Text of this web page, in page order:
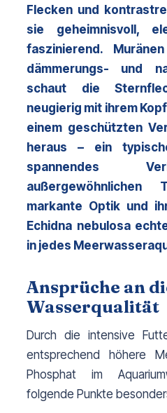
Flecken und
sie geheimnisvoll,
faszinierend.
dämmerungs- und
schaut die
neugierig mit ihrem
einem geschützten
heraus – ein
spannendes
Echidna nebulosa
in jedes
Ansprüche an
Wasserqualität
Durch die intensive
entsprechend höhere
Phosphat im
folgende Punkte